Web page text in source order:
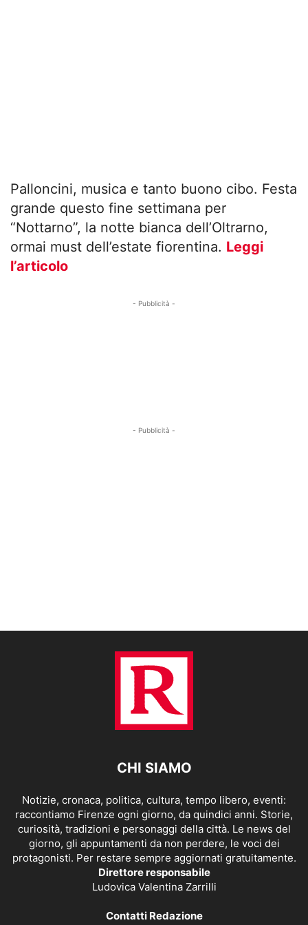
Palloncini, musica e tanto buono cibo. Festa
grande questo fine settimana per
“Nottarno”, la notte bianca dell’Oltrarno,
ormai must dell’estate fiorentina. Leggi
l’articolo
- Pubblicità -
- Pubblicità -
CHI SIAMO
Notizie, cronaca, politica, cultura, tempo libero, eventi:
raccontiamo Firenze ogni giorno, da quindici anni. Storie,
curiosità, tradizioni e personaggi della città. Le news del
giorno, gli appuntamenti da non perdere, le voci dei
protagonisti. Per restare sempre aggiornati gratuitamente.
Direttore responsabile
Ludovica Valentina Zarrilli
Contatti Redazione